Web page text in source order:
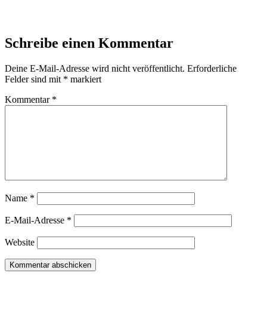
Schreibe einen Kommentar
Deine E-Mail-Adresse wird nicht veröffentlicht. Erforderliche
Felder sind mit * markiert
Kommentar *
Name *
E-Mail-Adresse *
Website